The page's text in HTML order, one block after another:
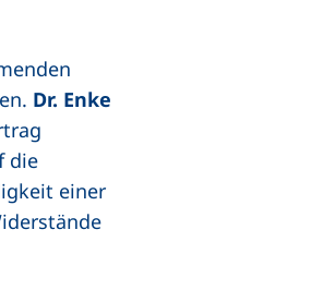
Dr. Enke
die
einer